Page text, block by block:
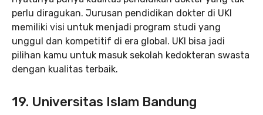
perlu diragukan. Jurusan pendidikan dokter di UKI
memiliki visi untuk menjadi program studi yang
unggul dan kompetitif di era global. UKI bisa jadi
pilihan kamu untuk masuk sekolah kedokteran swasta
dengan kualitas terbaik.
19. Universitas Islam Bandung